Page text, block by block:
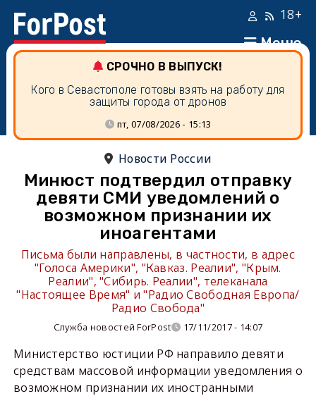
Меню
18+
СРОЧНО В ВЫПУСК!
Кого в Севастополе готовы взять на работу для
защиты города от дронов
пт, 07/08/2026 - 15:13
Новости России
Минюст подтвердил отправку
девяти СМИ уведомлений о
возможном признании их
иноагентами
Письма были направлены, в частности, в адрес
"Голоса Америки", "Кавказ. Реалии", "Крым.
Реалии", "Сибирь. Реалии", телеканала
"Настоящее Время" и "Радио Свободная Европа/
Радио Свобода"
Служба новостей ForPost 17/11/2017 - 14:07
Министерство юстиции РФ направило девяти
средствам массовой информации уведомления о
возможном признании их иностранными